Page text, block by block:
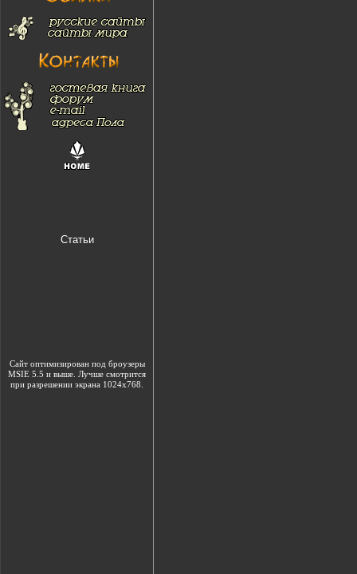
Статьи
Сайт оптимизирован под броузеры
MSIE 5.5 и выше. Лучше смотрится
при разрешении экрана 1024х768.